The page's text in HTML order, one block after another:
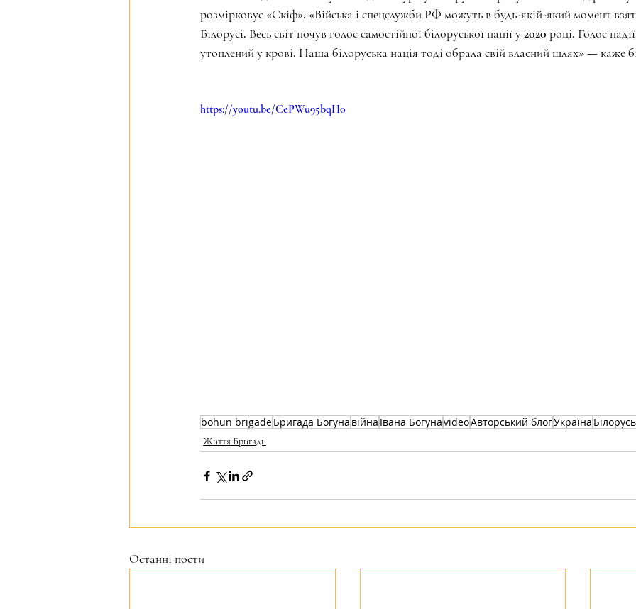
розмірковує «Скіф». «Війська і спецслужби РФ можуть в будь-якій-який момент
Білорусі. Весь світ почув голос самостійної білоруської нації у 2020 році. Голос
утоплений у крові. Наша білоруська нація тоді обрала свій власний шлях» — каже
https://youtu.be/CePWu95bqH0
bohun brigadeБригада Богуна війна Івана БогунаvideoАвторський блогУкраїна Білорусь
Життя Бригади
Останні пости